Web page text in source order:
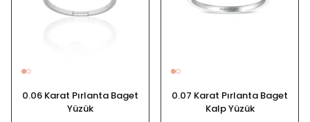
0.06 Karat Pırlanta Baget
Yüzük
0.07 Karat Pırlanta Baget
Kalp Yüzük